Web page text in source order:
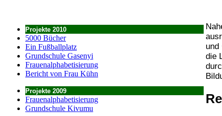
Projekte 2010
5000 Bücher
Ein Fußballplatz
Grundschule Gasenyi
Frauenalphabetisierung
Bericht von Frau Kühn
Projekte 2009
Frauenalphabetisierung
Grundschule Kivumu
und
die